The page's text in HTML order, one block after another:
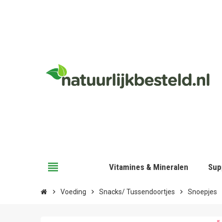
view_headline Vitamines & Mineralen
chevron_right Voeding chevron_right Snacks/ Tussendoortjes chevron_right Snoepjes